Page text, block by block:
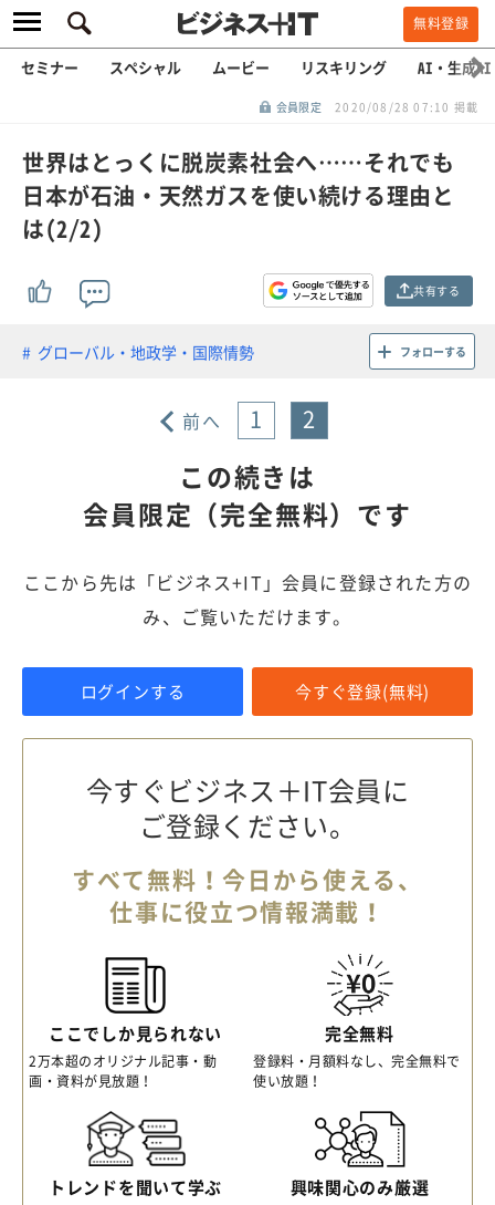
無料登録
セミナー スペシャル ムービー リスキリング AI・生成AI
会員限定 2020/08/28 07:10 掲載
世界はとっくに脱炭素社会へ……それでも
日本が石油・天然ガスを使い続ける理由と
は(2/2)
共有する
グローバル・地政学・国際情勢 フォローする
前へ 1 2
この続きは
会員限定（完全無料）です
ここから先は「ビジネス+IT」会員に登録された方の
み、ご覧いただけます。
ログインする 今すぐ登録(無料)
今すぐビジネス＋IT会員に
ご登録ください。
すべて無料！今日から使える、
仕事に役立つ情報満載！
ここでしか見られない
2万本超のオリジナル記事・動
画・資料が見放題！
完全無料
登録料・月額料なし、完全無料で
使い放題！
トレンドを聞いて学ぶ 興味関心のみ厳選